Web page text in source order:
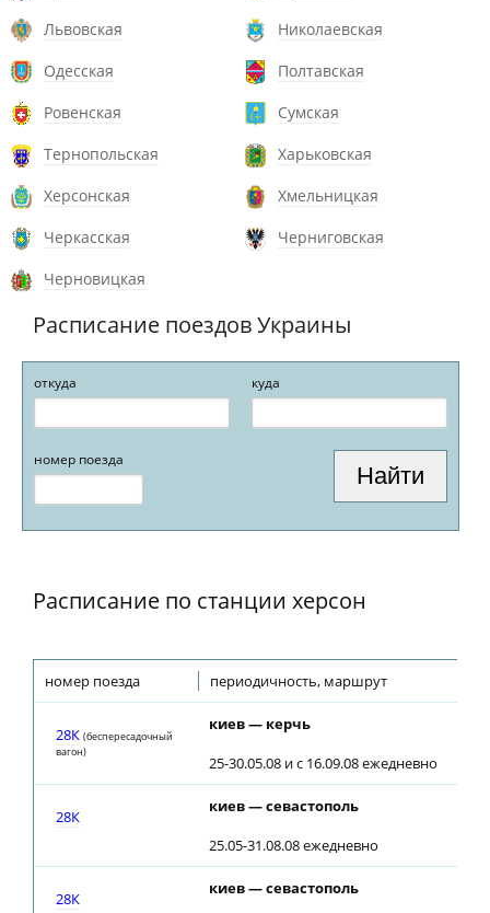
Львовская
Николаевская
Одесская
Полтавская
Ровенская
Сумская
Тернопольская
Харьковская
Херсонская
Хмельницкая
Черкасская
Черниговская
Черновицкая
Расписание поездов Украины
откуда куда
номер поезда
Расписание по станции херсон
номер поезда периодичность, маршрут
28К (беспересадочный
вагон)
киев — керчь
25-30.05.08 и с 16.09.08 ежедневно
28К
киев — севастополь
25.05-31.08.08 ежедневно
28К
киев — севастополь